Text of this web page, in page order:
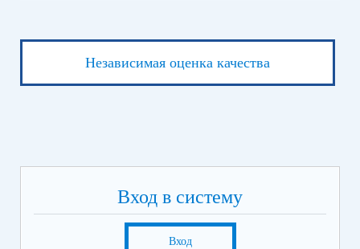
Независимая оценка качества
Вход в систему
Вход